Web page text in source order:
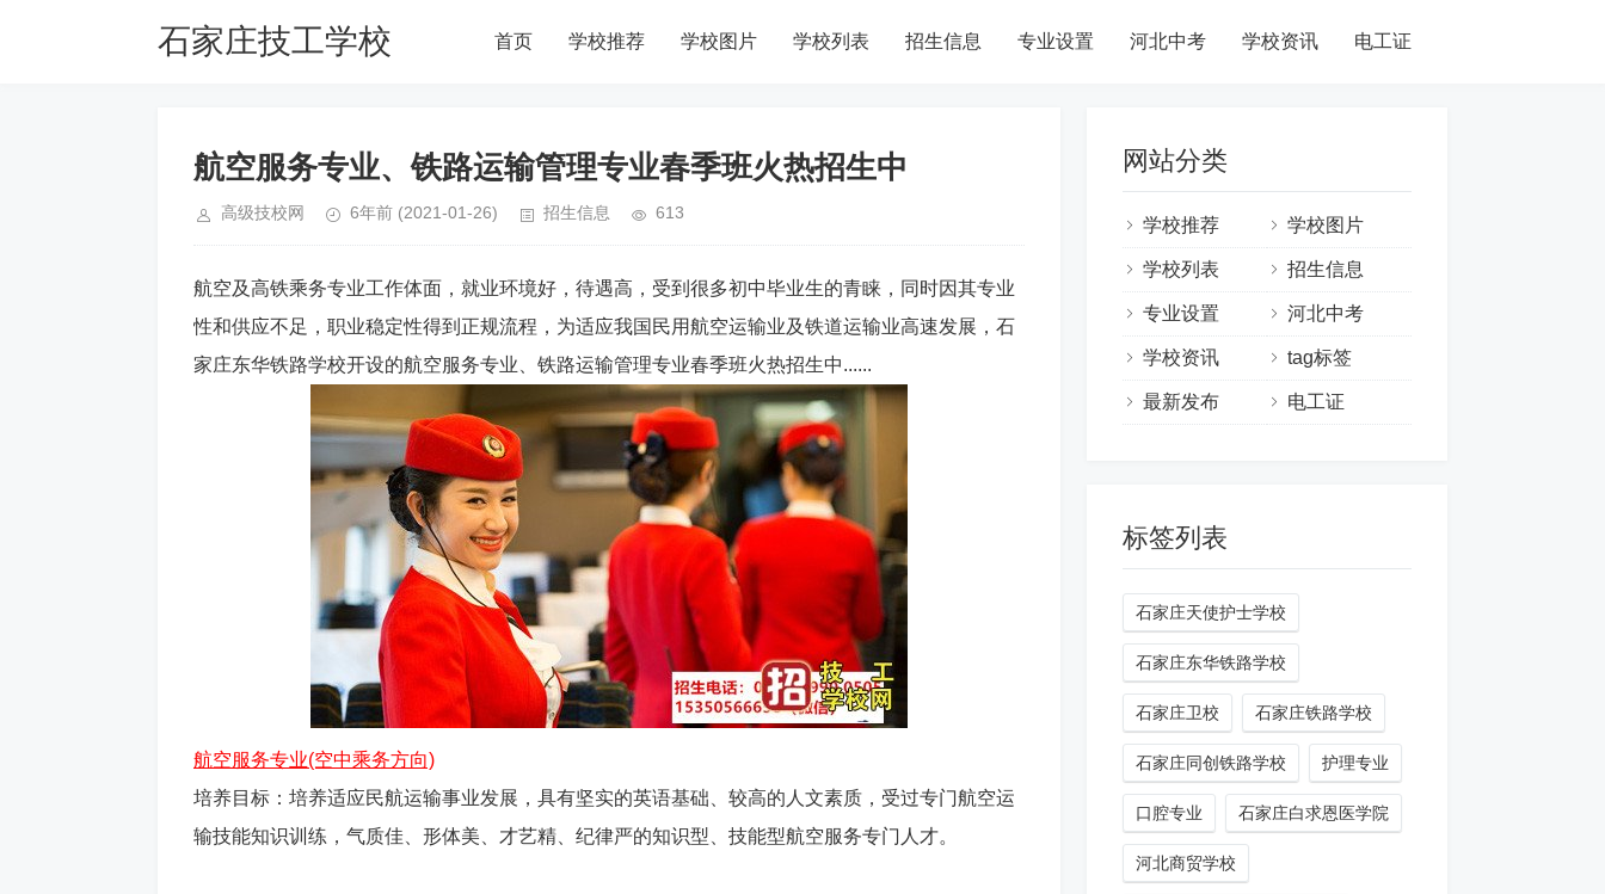
石家庄技工学校 首页 学校推荐 学校图片 学校列表 招生信息 专业设置 河北中考 学校资讯 电工证
航空服务专业、铁路运输管理专业春季班火热招生中
高级技校网 6年前 (2021-01-26) 招生信息 613
航空及高铁乘务专业工作体面，就业环境好，待遇高，受到很多初中毕业生的青睐，同时因其专业
性和供应不足，职业稳定性得到正规流程，为适应我国民用航空运输业及铁道运输业高速发展，石
家庄东华铁路学校开设的航空服务专业、铁路运输管理专业春季班火热招生中......
航空服务专业(空中乘务方向)
培养目标：培养适应民航运输事业发展，具有坚实的英语基础、较高的人文素质，受过专门航空运
输技能知识训练，气质佳、形体美、才艺精、纪律严的知识型、技能型航空服务专门人才。
网站分类
学校推荐 学校图片
学校列表 招生信息
专业设置 河北中考
学校资讯 tag标签
最新发布 电工证
标签列表
石家庄天使护士学校
石家庄东华铁路学校
石家庄卫校 石家庄铁路学校
石家庄同创铁路学校 护理专业
口腔专业 石家庄白求恩医学院
河北商贸学校